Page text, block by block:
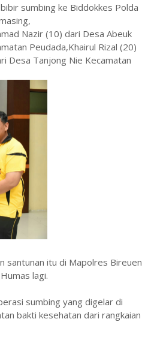
sumbing ke Biddokkes Polda
Nazir (10) dari Desa Abeuk
Peudada,Khairul Rizal (20)
Desa Tanjong Nie Kecamatan
santunan itu di Mapolres Bireuen
lagi.
sumbing yang digelar di
bakti kesehatan dari rangkaian